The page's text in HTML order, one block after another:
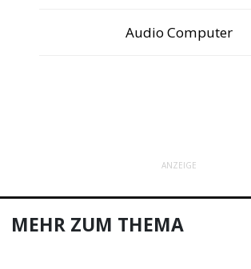
Audio Computer
ANZEIGE
MEHR ZUM THEMA